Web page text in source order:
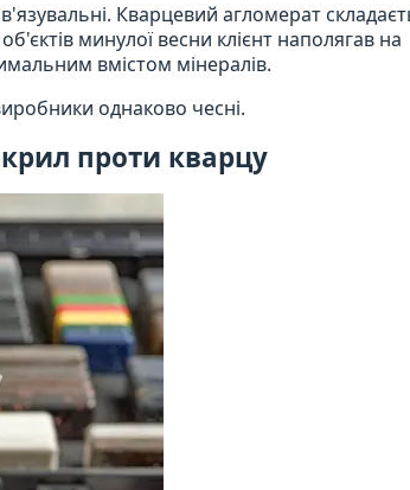
Кварцевий агломерат
минулої весни клієнт наполягав на
вмістом мінералів.
однаково чесні.
проти кварцу